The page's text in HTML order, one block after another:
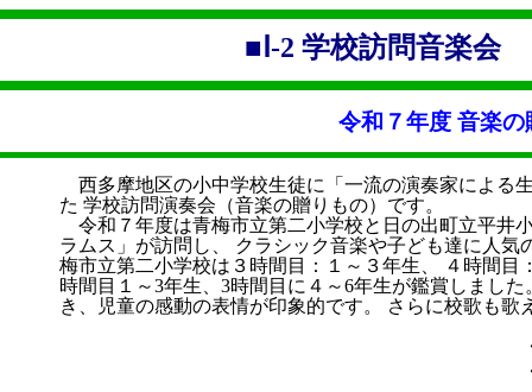
■Ⅰ-2 学校訪問音楽
令和７年度 音楽の
西多摩地区の小中学校生徒に「一流の演奏家による
た 学校訪問演奏会（音楽の贈りもの）です。
令和７年度は青梅市立第二小学校と日の出町立平井
ラムス」が訪問し、 クラシック音楽や子ども達に人
梅市立第二小学校は３時間目：１～３年生、 ４時間
時間目１～3年生、3時間目に４～6年生が鑑賞しまし
き、児童の感動の表情が印象的です。 さらに校歌も歌